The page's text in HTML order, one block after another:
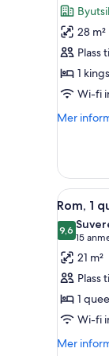
av
Rom,
1
seng,
28 m²
Plass
1
Wi-fi
Mer
Mer
1
kingsize-
seng,
byutsikt
Åpne
alle
bildene
av
Rom,
1
seng
5
Rom, 1
9,69,6 av 10
15
(15
21 m²
Plass
1
Wi-fi
Mer
Mer